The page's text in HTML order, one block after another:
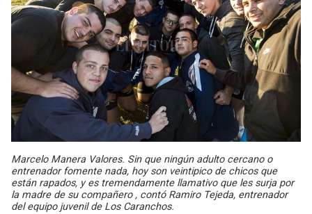
Marcelo Manera Valores. Sin que ningún adulto cercano o
entrenador fomente nada, hoy son veintipico de chicos que
están rapados, y es tremendamente llamativo que les surja por
la madre de su compañero , contó Ramiro Tejeda, entrenador
del equipo juvenil de Los Caranchos.